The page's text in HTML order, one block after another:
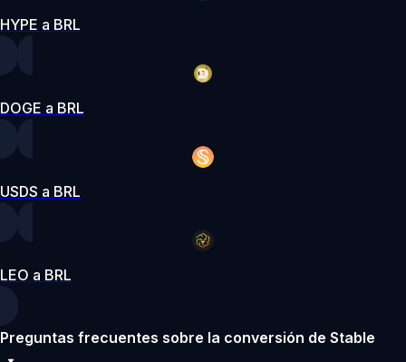
HYPE a BRL
DOGE a BRL
USDS a BRL
LEO a BRL
Preguntas frecuentes sobre la conversión de Stable